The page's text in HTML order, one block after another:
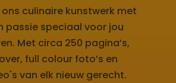
ons culinaire kunstwerk met
passie speciaal voor jou
Met circa 250 pagina’s,
full colour foto’s en
van elk nieuw gerecht.